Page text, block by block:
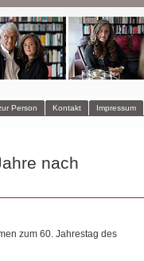
Impressum
Kontakt
Person
nach
zum 60. Jahrestag des